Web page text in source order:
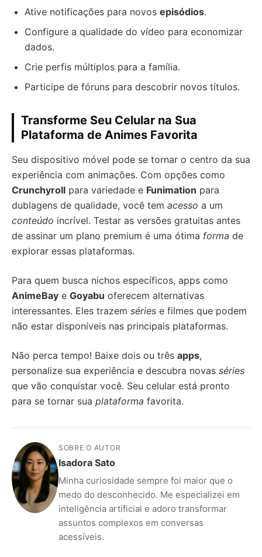
Ative notificações para novos episódios.
Configure a qualidade do vídeo para economizar
dados.
Crie perfis múltiplos para a família.
Participe de fóruns para descobrir novos títulos.
Transforme Seu Celular na Sua
Plataforma de Animes Favorita
Seu dispositivo móvel pode se tornar o centro da sua
experiência com animações. Com opções como
Crunchyroll para variedade e Funimation para
dublagens de qualidade, você tem acesso a um
conteúdo incrível. Testar as versões gratuitas antes
de assinar um plano premium é uma ótima forma de
explorar essas plataformas.
Para quem busca nichos específicos, apps como
AnimeBay e Goyabu oferecem alternativas
interessantes. Eles trazem séries e filmes que podem
não estar disponíveis nas principais plataformas.
Não perca tempo! Baixe dois ou três apps,
personalize sua experiência e descubra novas séries
que vão conquistar você. Seu celular está pronto
para se tornar sua plataforma favorita.
SOBRE O AUTOR
Isadora Sato
Minha curiosidade sempre foi maior que o
medo do desconhecido. Me especializei em
inteligência artificial e adoro transformar
assuntos complexos em conversas
acessíveis.